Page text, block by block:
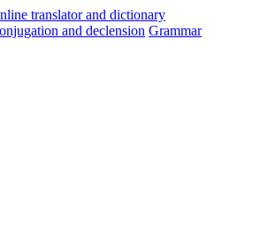
and declension Grammar